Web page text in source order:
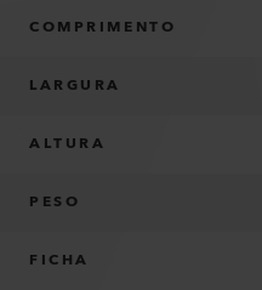
COMPRIMENTO
LARGURA
ALTURA
PESO
FICHA